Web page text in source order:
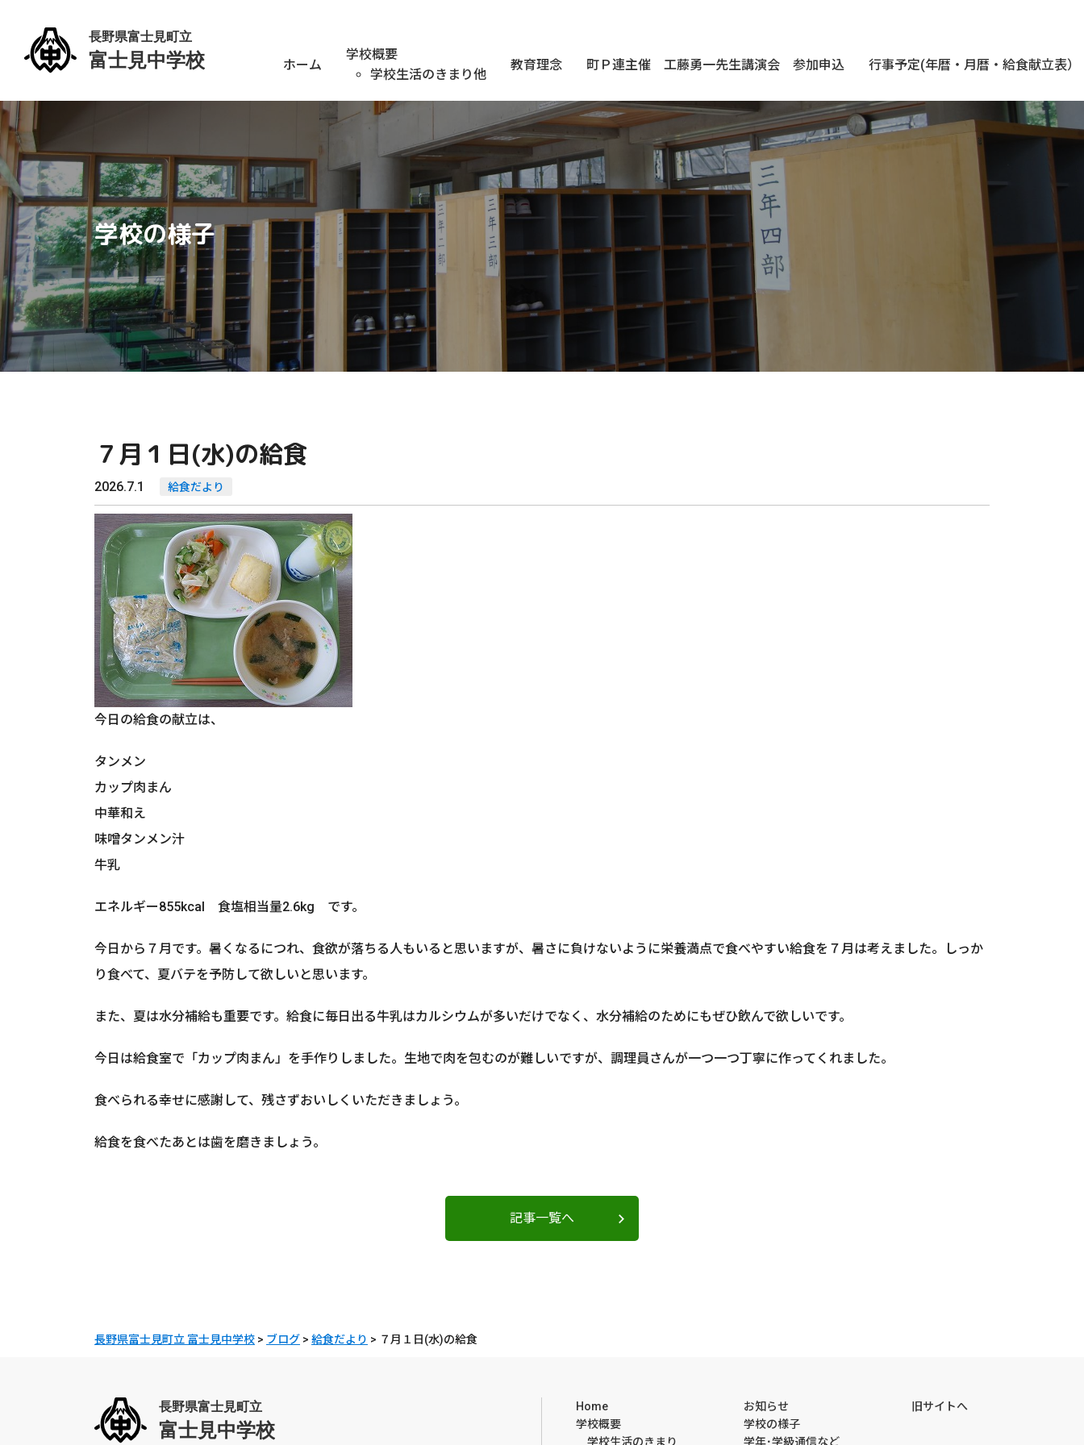
ホーム
学校概要
学校生活のきまり他
教育理念 町Ｐ連主催 工藤勇一先生講演会 参加申込 行事予定(年暦・月暦・給食献立表）
学校の様子
７月１日(水)の給食
2026.7.1 給食だより
今日の給食の献立は、
タンメン
カップ肉まん
中華和え
味噌タンメン汁
牛乳
エネルギー855kcal 食塩相当量2.6kg です。
今日から７月です。暑くなるにつれ、食欲が落ちる人もいると思いますが、暑さに負けないように栄養満点で食べやすい給食を７月は考えました。しっか
り食べて、夏バテを予防して欲しいと思います。
また、夏は水分補給も重要です。給食に毎日出る牛乳はカルシウムが多いだけでなく、水分補給のためにもぜひ飲んで欲しいです。
今日は給食室で「カップ肉まん」を手作りしました。生地で肉を包むのが難しいですが、調理員さんが一つ一つ丁寧に作ってくれました。
食べられる幸せに感謝して、残さずおいしくいただきましょう。
給食を食べたあとは歯を磨きましょう。
記事一覧へ
長野県富士見町立 富士見中学校 > ブログ > 給食だより > ７月１日(水)の給食
Home
学校概要
学校生活のきまり
お知らせ
学校の様子
学年･学級通信など
旧サイトへ